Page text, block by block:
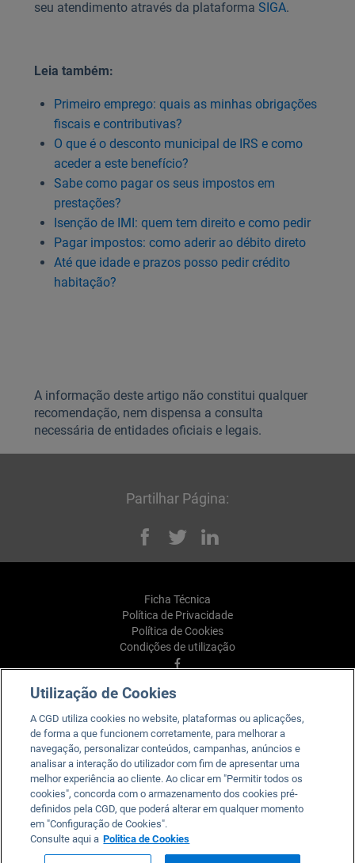
seu atendimento através da plataforma SIGA.
Leia também:
Primeiro emprego: quais as minhas obrigações
fiscais e contributivas?
O que é o desconto municipal de IRS e como
aceder a este benefício?
Sabe como pagar os seus impostos em
prestações?
Isenção de IMI: quem tem direito e como pedir
Pagar impostos: como aderir ao débito direto
Até que idade e prazos posso pedir crédito
habitação?
A informação deste artigo não constitui qualquer
recomendação, nem dispensa a consulta
necessária de entidades oficiais e legais.
Partilhar Página:
Facebook
Twitter
Ficha Técnica
Política de Privacidade
Política de Cookies
Condições de utilização
YouTube
Instagram
TikTok
Caixa. Para todos e para cada um.
Utilização de Cookies
A CGD utiliza cookies no website, plataformas ou aplicações,
de forma a que funcionem corretamente, para melhorar a
navegação, personalizar conteúdos, campanhas, anúncios e
analisar a interação do utilizador com fim de apresentar uma
melhor experiência ao cliente. Ao clicar em "Permitir todos os
cookies", concorda com o armazenamento dos cookies pré-
definidos pela CGD, que poderá alterar em qualquer momento
em "Configuração de Cookies".
Consulte aqui a Politica de Cookies